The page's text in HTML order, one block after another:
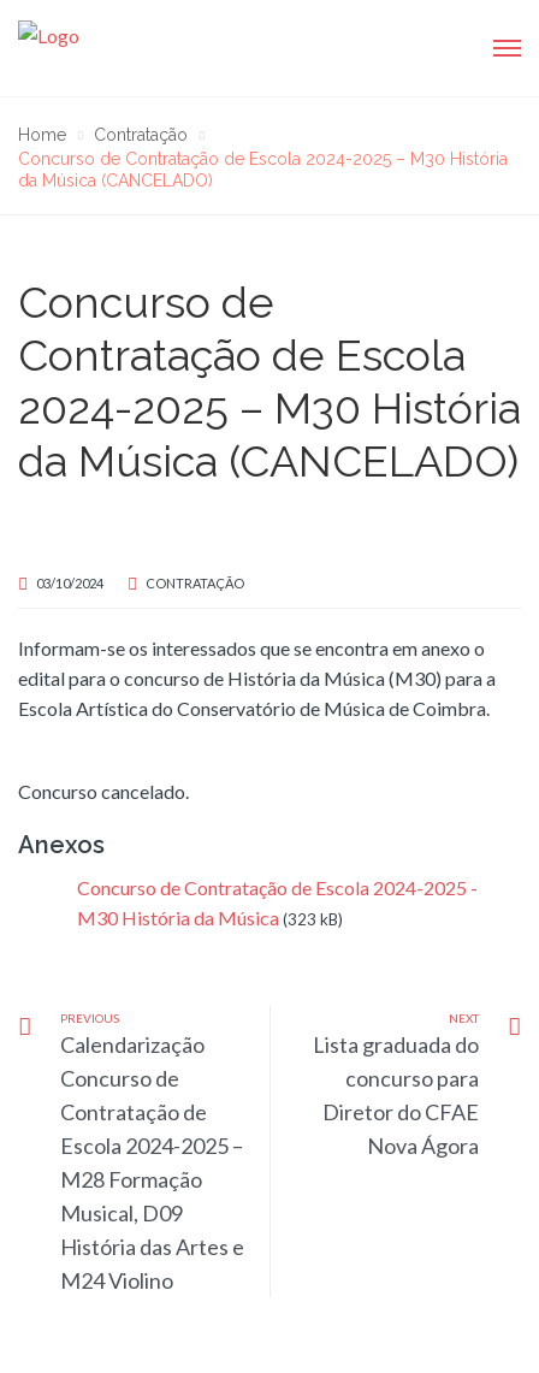
Home
Contratação
Concurso de Contratação de Escola 2024-2025 – M30 História
da Música (CANCELADO)
Concurso de
Contratação de Escola
2024-2025 – M30 História
da Música (CANCELADO)
03/10/2024 CONTRATAÇÃO
Informam-se os interessados que se encontra em anexo o
edital para o concurso de História da Música (M30) para a
Escola Artística do Conservatório de Música de Coimbra.
Concurso cancelado.
Anexos
Concurso de Contratação de Escola 2024-2025 -
M30 História da Música(323 kB)
PREVIOUS
Calendarização
Concurso de
Contratação de
Escola 2024-2025 –
M28 Formação
Musical, D09
História das Artes e
M24 Violino
NEXT
Lista graduada do
concurso para
Diretor do CFAE
Nova Ágora